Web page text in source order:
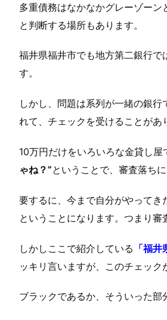
多重債務はなかなかグレーゾーン
と判断する場所もあります。
福井県福井市でも地方第二銀行
す。
しかし、問題は系列が一緒の銀
れて、チェックを受けることがあ
10万円だけをいろいろな金貸し
ゃね？”ということで、審査落ち
要するに、今まで自分がやってき
ということになります。つまり審
しかしここで紹介している 「福
ッキリ言いますが、このチェック
ブラックであるか、そういった部